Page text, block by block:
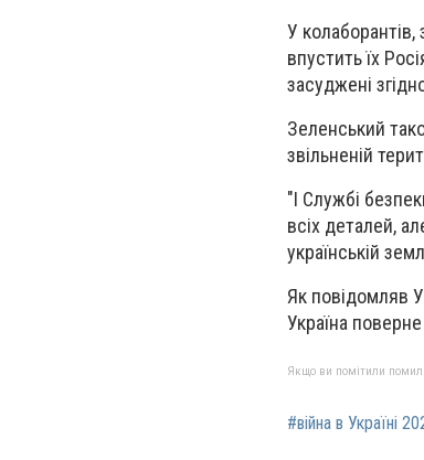
У
впустить їх
засуджені
Зеленський
звільненій
"І Службі
всіх деталей,
українській
Як повідомляв
Україна
Якщо ви помітили
#війна в Україні